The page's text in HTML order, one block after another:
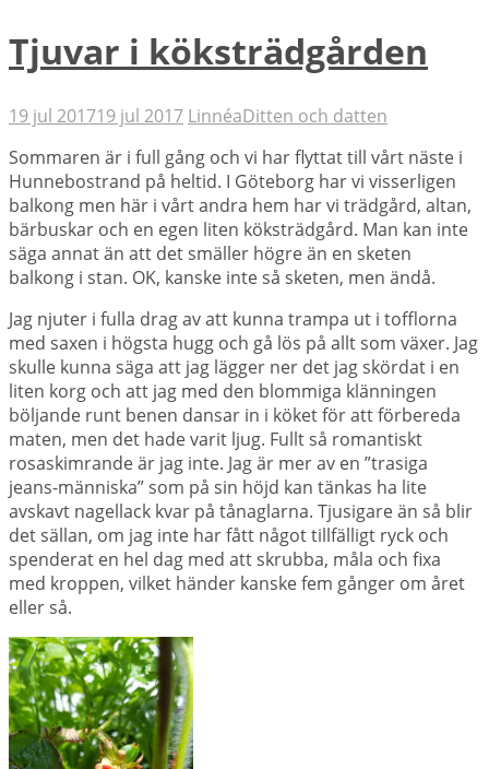
Tjuvar i köksträdgården
19 jul 201719 jul 2017 LinnéaDitten och datten
Sommaren är i full gång och vi har flyttat till vårt näste i
Hunnebostrand på heltid. I Göteborg har vi visserligen
balkong men här i vårt andra hem har vi trädgård, altan,
bärbuskar och en egen liten köksträdgård. Man kan inte
säga annat än att det smäller högre än en sketen
balkong i stan. OK, kanske inte så sketen, men ändå.
Jag njuter i fulla drag av att kunna trampa ut i tofflorna
med saxen i högsta hugg och gå lös på allt som växer. Jag
skulle kunna säga att jag lägger ner det jag skördat i en
liten korg och att jag med den blommiga klänningen
böljande runt benen dansar in i köket för att förbereda
maten, men det hade varit ljug. Fullt så romantiskt
rosaskimrande är jag inte. Jag är mer av en ”trasiga
jeans-människa” som på sin höjd kan tänkas ha lite
avskavt nagellack kvar på tånaglarna. Tjusigare än så blir
det sällan, om jag inte har fått något tillfälligt ryck och
spenderat en hel dag med att skrubba, måla och fixa
med kroppen, vilket händer kanske fem gånger om året
eller så.